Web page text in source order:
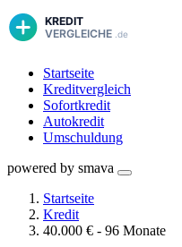
Startseite
Kreditvergleich
Sofortkredit
Autokredit
Umschuldung
powered by smava
Startseite
Kredit
40.000 € - 96 Monate